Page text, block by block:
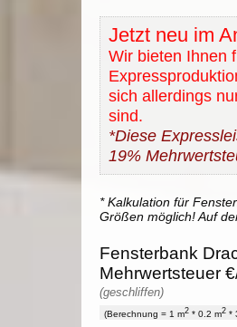
Jetzt neu im
Wir bieten Ihnen
sich allerdings
sind.
*Diese
19%
* Kalkulation für
Größen möglich! Auf
Fensterbank
Mehrwertsteuer
(geschliffen)
(Berechnung = 1 m2 * 0.2 m2 *